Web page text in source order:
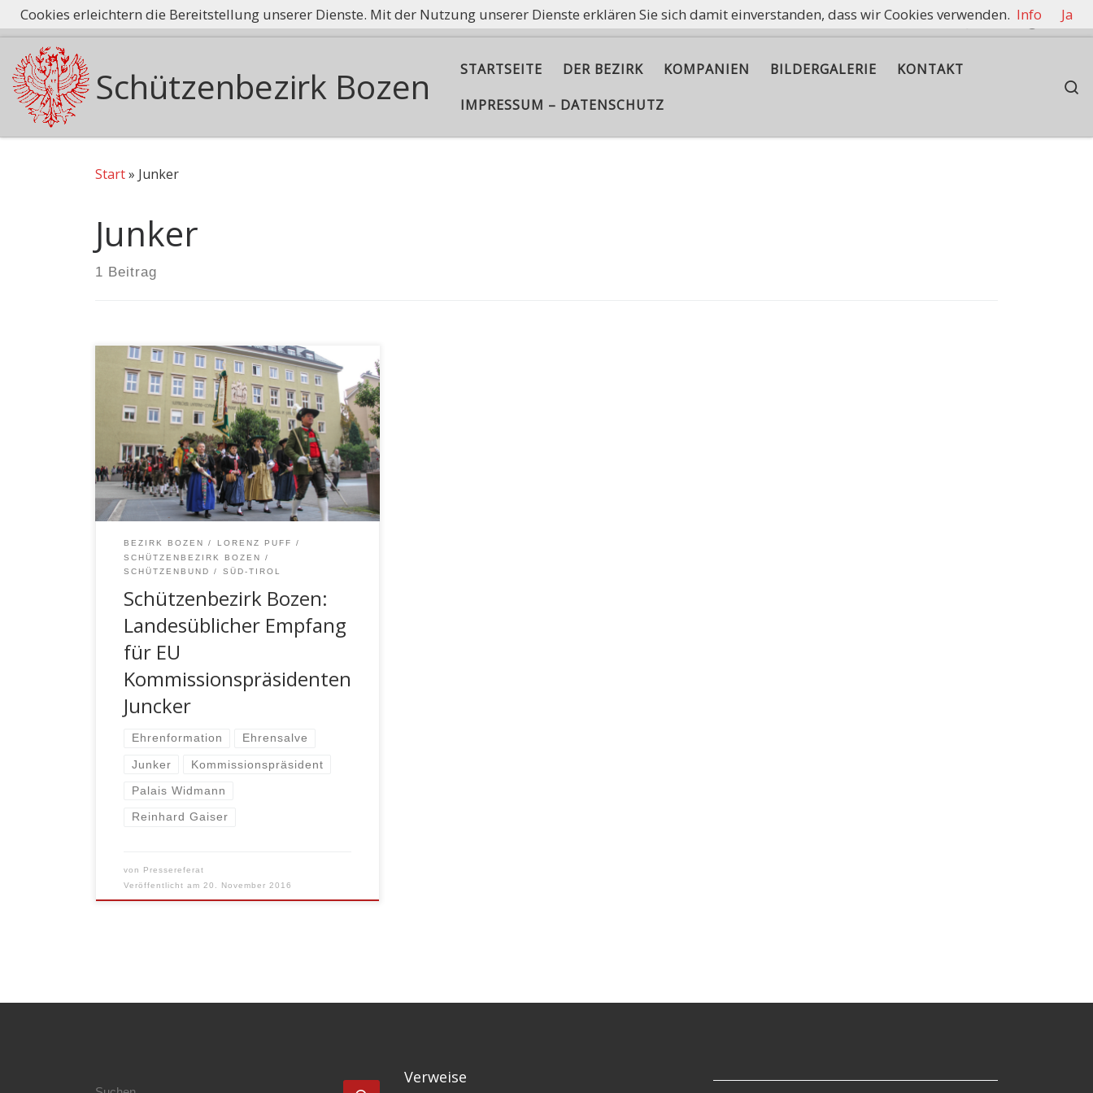
Zum Inhalt springen Tradition heißt nicht, Asche aufzubewahren, sondern die Flamme am Brennen zu halten.
Schützenbezirk Bozen STARTSEITE DER BEZIRK KOMPANIEN BILDERGALERIE
KONTAKT
IMPRESSUM – DATENSCHUTZ
Start» Junker
Junker
1 Beitrag
Am Silvius-Magnago-Platz vor dem Palais
Widmann fand am Freitag, den 18.
November 2016 ein „Landesüblicher
Empfang“ für den amtierenden EU-
Kommissionspräsidenten Jean-Claude
Juncker statt.
BEZIRK BOZEN
LORENZ PUFF
SCHÜTZENBEZIRK BOZEN
SCHÜTZENBUND
SÜD-TIROL
Schützenbezirk Bozen:
Landesüblicher Empfang
für EU
Kommissionspräsidenten
Juncker
Ehrenformation Ehrensalve
Junker Kommissionspräsident
Palais Widmann
Reinhard Gaiser
von Pressereferat
Veröffentlicht am 20. November 2016
SUCHE
Verweise
Cookies erleichtern die Bereitstellung unserer Dienste. Mit der Nutzung unserer Dienste erklären Sie sich damit einverstanden, dass wir Cookies verwenden. Info Ja